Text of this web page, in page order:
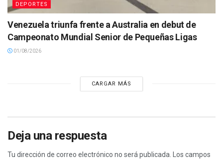
DEPORTES
Venezuela triunfa frente a Australia en debut de
Campeonato Mundial Senior de Pequeñas Ligas
01/08/2026
CARGAR MÁS
Deja una respuesta
Tu dirección de correo electrónico no será publicada.
Los campos